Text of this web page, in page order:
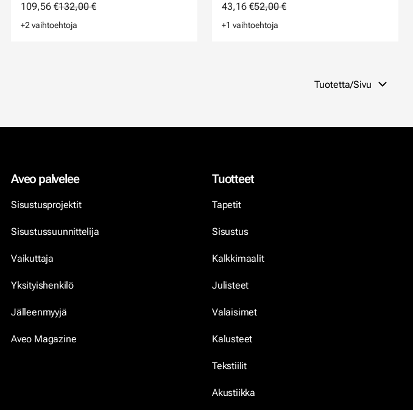
109,56 €132,00 €
+2 vaihtoehtoja
43,16 €52,00 €
+1 vaihtoehtoja
Tuotetta/Sivu
Aveo palvelee
Sisustusprojektit
Sisustussuunnittelija
Vaikuttaja
Yksityishenkilö
Jälleenmyyjä
Aveo Magazine
Tuotteet
Tapetit
Sisustus
Kalkkimaalit
Julisteet
Valaisimet
Kalusteet
Tekstiilit
Akustiikka